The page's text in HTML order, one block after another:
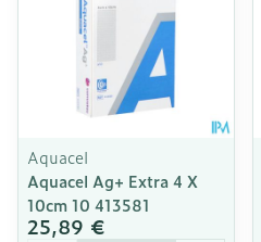
Aquacel
Aquacel Ag+ Extra 4 X
10cm 10 413581
25,89 €